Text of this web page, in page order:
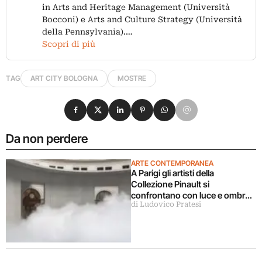
in Arts and Heritage Management (Università
Bocconi) e Arts and Culture Strategy (Università
della Pennsylvania).…
Scopri di più
TAG ART CITY BOLOGNA MOSTRE
Da non perdere
ARTE CONTEMPORANEA
A Parigi gli artisti della
Collezione Pinault si
confrontano con luce e ombra
in una grande mostra
di Ludovico Pratesi
Condividi su Facebook
Condividi su X
Condividi su LinkedIn
Condividi su Pinterest
Condividi su WhatsApp
Condividi su Email